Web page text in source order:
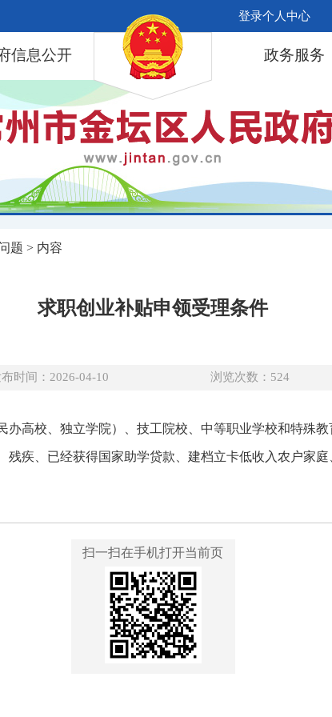
登录个人中心
信息公开 政务服务
题 > 内容
求职创业补贴申领受理条件
时间：2026-04-10 浏览次数： 524
高校、独立学院）、技工院校、中等职业学校和特殊
残疾、已经获得国家助学贷款、建档立卡低收入农户家
扫一扫在手机打开当前页